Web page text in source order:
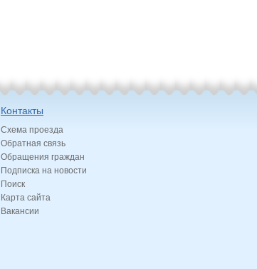
Контакты
Схема проезда
Обратная связь
Обращения граждан
Подписка на новости
Поиск
Карта сайта
Вакансии